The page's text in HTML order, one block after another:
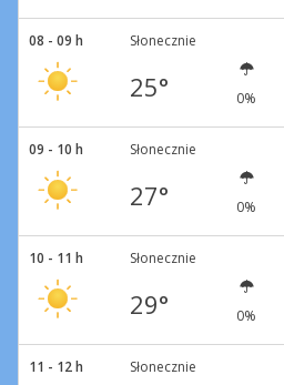
08 - 09 h Słonecznie
25° 0%
09 - 10 h Słonecznie
27° 0%
10 - 11 h Słonecznie
29° 0%
11 - 12 h Słonecznie